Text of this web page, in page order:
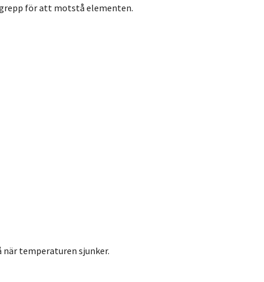
för att motstå elementen.
temperaturen sjunker.